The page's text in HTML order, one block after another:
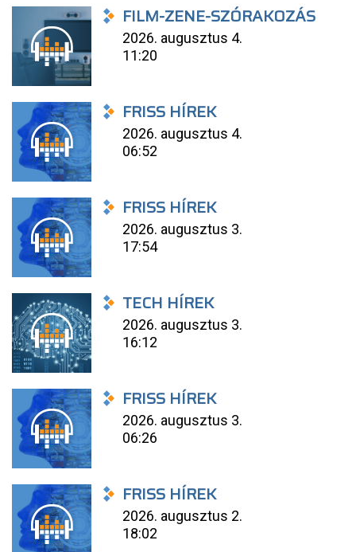
FILM-ZENE-SZÓRAKOZÁS
2026. augusztus 4.
11:20
FRISS HÍREK
2026. augusztus 4.
06:52
FRISS HÍREK
2026. augusztus 3.
17:54
TECH HÍREK
2026. augusztus 3.
16:12
FRISS HÍREK
2026. augusztus 3.
06:26
FRISS HÍREK
2026. augusztus 2.
18:02